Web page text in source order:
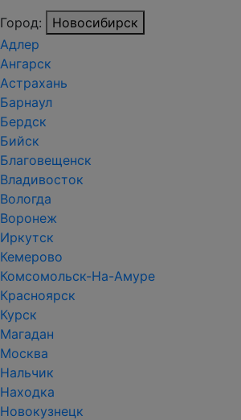
Город:
Новосибирск
Адлер
Ангарск
Астрахань
Барнаул
Бердск
Бийск
Благовещенск
Владивосток
Вологда
Воронеж
Иркутск
Кемерово
Комсомольск-На-Амуре
Красноярск
Курск
Магадан
Москва
Нальчик
Находка
Новокузнецк